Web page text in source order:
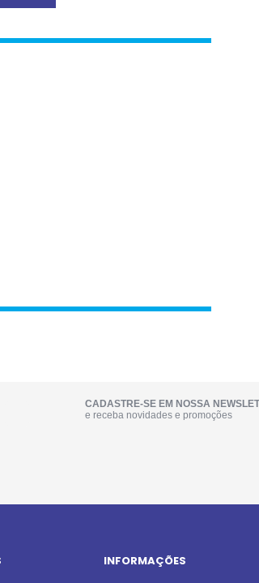
CADASTRE-SE EM NOSSA
e receba novidades e promoções
INFORMAÇÕES